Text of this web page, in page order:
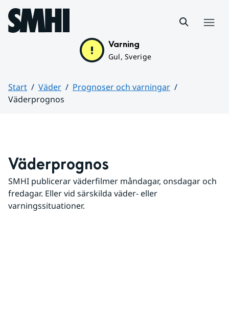
Hoppa till sidans innehåll
Varning
Gul, Sverige
Start Väder
Prognoser och varningar
Väderprognos
Väderprognos
SMHI publicerar väderfilmer måndagar, onsdagar och
fredagar. Eller vid särskilda väder- eller
varningssituationer.